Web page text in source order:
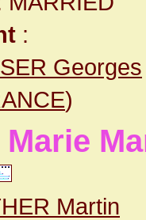
:
Georges
)
Marie
Martin